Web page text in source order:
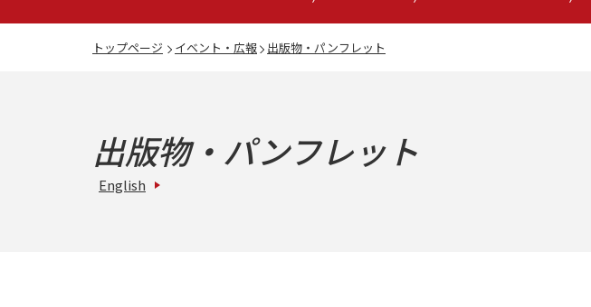
トップページ イベント・広報 出版物・パンフレット
出版物・パンフレット
English